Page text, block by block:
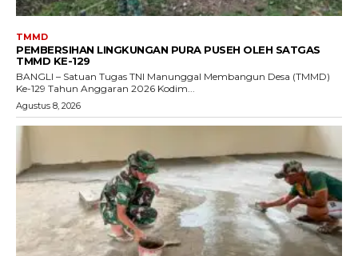
TMMD
PEMBERSIHAN LINGKUNGAN PURA PUSEH OLEH SATGAS
TMMD KE-129
BANGLI – Satuan Tugas TNI Manunggal Membangun Desa (TMMD)
Ke-129 Tahun Anggaran 2026 Kodim...
Agustus 8, 2026